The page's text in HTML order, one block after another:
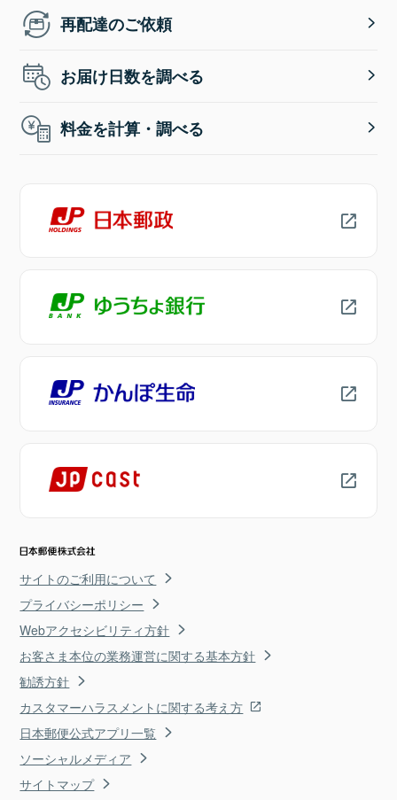
再配達のご依頼
お届け日数を調べる
料金を計算・調べる
サイトのご利用について
プライバシーポリシー
Webアクセシビリティ方針
お客さま本位の業務運営に関する基本方針
勧誘方針
カスタマーハラスメントに関する考え方
日本郵便公式アプリ一覧
ソーシャルメディア
サイトマップ